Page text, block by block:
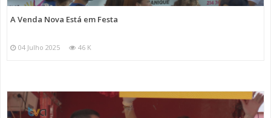
A Venda Nova Está em Festa
04 Julho 2025 46 K